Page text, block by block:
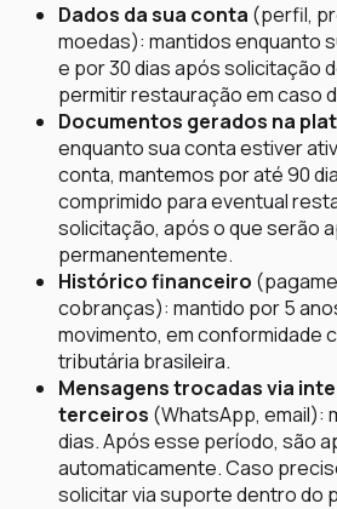
Dados da sua conta (perfil,
moedas): mantidos enquanto
e por 30 dias após solicitação
permitir restauração em caso
Documentos gerados na
enquanto sua conta estiver
conta, mantemos por até 90
comprimido para eventual
solicitação, após o que serão
permanentemente.
Histórico financeiro
cobranças): mantido por 5
movimento, em conformidade
tributária brasileira.
Mensagens trocadas via
terceiros (WhatsApp, email):
dias. Após esse período, são
automaticamente. Caso
solicitar via suporte dentro do